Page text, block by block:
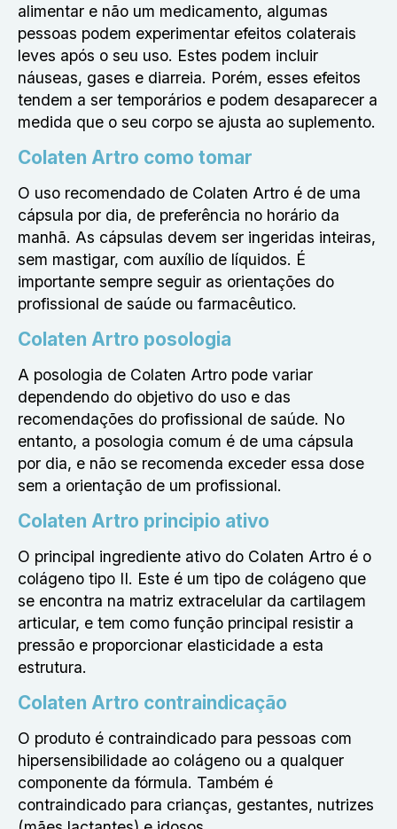
alimentar e não um medicamento, algumas
pessoas podem experimentar efeitos colaterais
leves após o seu uso. Estes podem incluir
náuseas, gases e diarreia. Porém, esses efeitos
tendem a ser temporários e podem desaparecer a
medida que o seu corpo se ajusta ao suplemento.
Colaten Artro como tomar
O uso recomendado de Colaten Artro é de uma
cápsula por dia, de preferência no horário da
manhã. As cápsulas devem ser ingeridas inteiras,
sem mastigar, com auxílio de líquidos. É
importante sempre seguir as orientações do
profissional de saúde ou farmacêutico.
Colaten Artro posologia
A posologia de Colaten Artro pode variar
dependendo do objetivo do uso e das
recomendações do profissional de saúde. No
entanto, a posologia comum é de uma cápsula
por dia, e não se recomenda exceder essa dose
sem a orientação de um profissional.
Colaten Artro principio ativo
O principal ingrediente ativo do Colaten Artro é o
colágeno tipo II. Este é um tipo de colágeno que
se encontra na matriz extracelular da cartilagem
articular, e tem como função principal resistir a
pressão e proporcionar elasticidade a esta
estrutura.
Colaten Artro contraindicação
O produto é contraindicado para pessoas com
hipersensibilidade ao colágeno ou a qualquer
componente da fórmula. Também é
contraindicado para crianças, gestantes, nutrizes